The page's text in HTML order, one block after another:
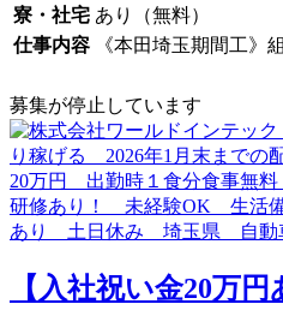
寮・社宅 あり（無料）
仕事内容
《本田埼玉期間工》
募集が停止しています
【入社祝い金20万